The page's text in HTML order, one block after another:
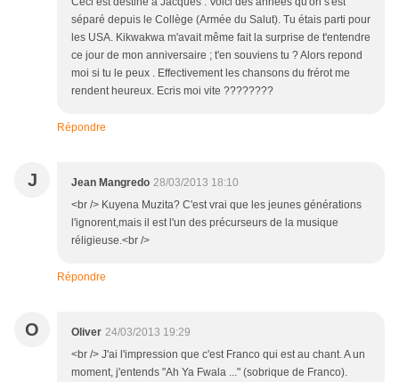
séparé depuis le Collège (Armée du Salut). Tu étais parti pour
les USA. Kikwakwa m'avait même fait la surprise de t'entendre
ce jour de mon anniversaire ; t'en souviens tu ? Alors repond
moi si tu le peux . Effectivement les chansons du frérot me
rendent heureux. Ecris moi vite ????????
Répondre
J Jean Mangredo 28/03/2013 18:10
<br /> Kuyena Muzita? C'est vrai que les jeunes générations
l'ignorent,mais il est l'un des précurseurs de la musique
réligieuse.<br />
Répondre
O Oliver 24/03/2013 19:29
<br /> J'ai l'impression que c'est Franco qui est au chant. A un
moment, j'entends "Ah Ya Fwala ..." (sobrique de Franco).